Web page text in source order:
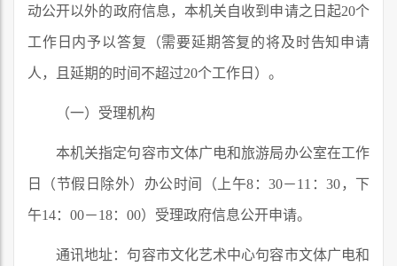
动公开以外的政府信息，本机关自收到申请之日起20个
工作日内予以答复（需要延期答复的将及时告知申请
人，且延期的时间不超过20个工作日）。
（一）受理机构
本机关指定句容市文体广电和旅游局办公室在工作
日（节假日除外）办公时间（上午8：30－11：30，下
午14：00－18：00）受理政府信息公开申请。
通讯地址：句容市文化艺术中心句容市文体广电和